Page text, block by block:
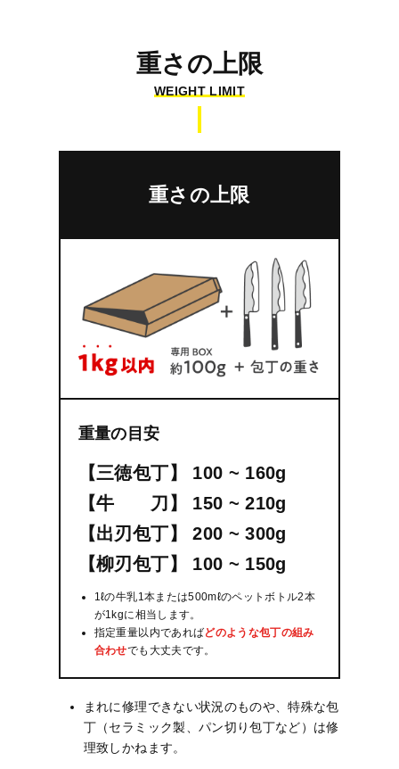
重さの上限
WEIGHT LIMIT
重さの上限
重量の目安
【三徳包丁】 100 ~ 160g
【牛 刀】 150 ~ 210g
【出刃包丁】 200 ~ 300g
【柳刃包丁】 100 ~ 150g
1ℓの牛乳1本または500mℓのペットボトル2本
が1kgに相当します。
指定重量以内であればどのような包丁の組み
合わせでも大丈夫です。
まれに修理できない状況のものや、特殊な包
丁（セラミック製、パン切り包丁など）は修
理致しかねます。